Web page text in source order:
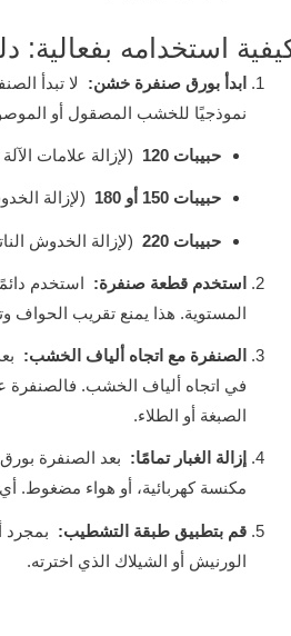
استخدامه
ابدأ بورق صنفرة خشن:
نموذجيًا للخشب المصقول أو
حبيبات 120 (لإزالة علامات
حبيبات 150 أو 180 (لإزالة
حبيبات 220 (لإزالة الخدوش الناتجة عن حبيبات 150/
استخدم قطعة صنفرة: استخدم
المستوية. هذا يمنع تقريب
الصنفرة مع اتجاه ألياف الخشب:
في اتجاه ألياف الخشب.
الصبغة أو الطلاء.
إزالة الغبار تمامًا:
مكنسة كهربائية، أو هواء
قم بتطبيق طبقة التشطيب: بمجرد
الورنيش أو الشيلاك الذي اخترته.